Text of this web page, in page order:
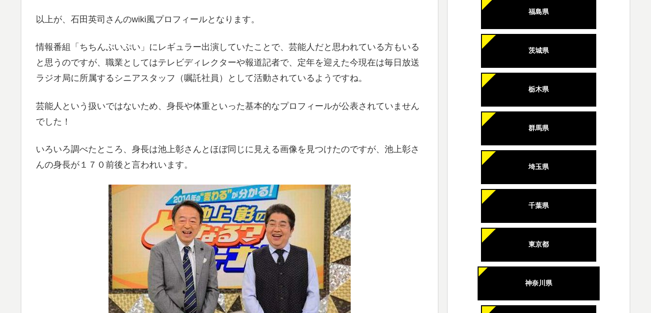
以上が、石田英司さんのwiki風プロフィールとなります。
情報番組「ちちんぷいぷい」にレギュラー出演していたことで、芸能人だと思われている方もいる
と思うのですが、職業としてはテレビディレクターや報道記者で、定年を迎えた今現在は毎日放送
ラジオ局に所属するシニアスタッフ（嘱託社員）として活動されているようですね。
芸能人という扱いではないため、身長や体重といった基本的なプロフィールが公表されていません
でした！
いろいろ調べたところ、身長は池上彰さんとほぼ同じに見える画像を見つけたのですが、池上彰さ
んの身長が１７０前後と言われいます。
福島県
茨城県
栃木県
群馬県
埼玉県
千葉県
東京都
神奈川県